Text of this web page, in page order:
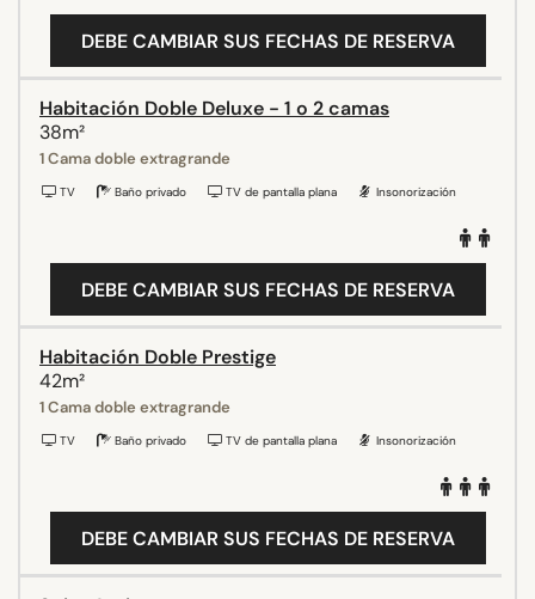
DEBE CAMBIAR SUS FECHAS DE RESERVA
Habitación Doble Deluxe - 1 o 2 camas
38m²
1 Cama doble extragrande
TV Baño privado TV de pantalla plana Insonorización
DEBE CAMBIAR SUS FECHAS DE RESERVA
Habitación Doble Prestige
42m²
1 Cama doble extragrande
TV Baño privado TV de pantalla plana Insonorización
DEBE CAMBIAR SUS FECHAS DE RESERVA